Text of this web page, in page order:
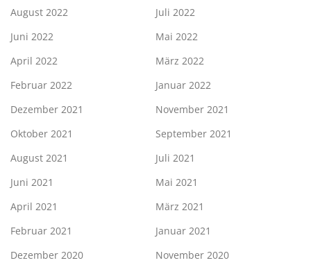
August 2022
Juli 2022
Juni 2022
Mai 2022
April 2022
März 2022
Februar 2022
Januar 2022
Dezember 2021
November 2021
Oktober 2021
September 2021
August 2021
Juli 2021
Juni 2021
Mai 2021
April 2021
März 2021
Februar 2021
Januar 2021
Dezember 2020
November 2020